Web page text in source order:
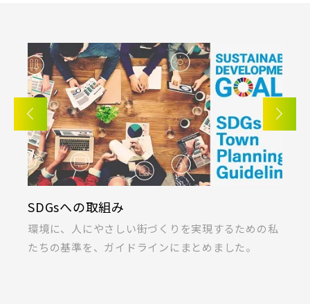
京成松戸線
京成本線
京成押上線
京成成田スカイアクセス線
土地面積50坪以上
JR東北本線 [宇都宮線]
JR高崎線
JR武蔵野線
JR常磐線 [各駅停車]
地図にあるご希望の物件アイコンをクリックすると
物件詳細が表示されます
見学OK
見学不可
すぐに入居可能
すべて 外観
内観
キッチン
その他 関連画像
こだわり条件
販売開始前の物件
への取組み
に、人にやさしい街づくりを実現するための私
の基準を、ガイドラインにまとめました。
桐製品の